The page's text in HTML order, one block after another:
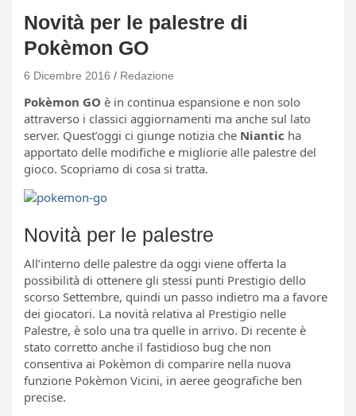
Novità per le palestre di
Pokèmon GO
6 Dicembre 2016 Redazione
Pokèmon GO è in continua espansione e non solo
attraverso i classici aggiornamenti ma anche sul lato
server. Quest’oggi ci giunge notizia che Niantic ha
apportato delle modifiche e migliorie alle palestre del
gioco. Scopriamo di cosa si tratta.
Novità per le palestre
All’interno delle palestre da oggi viene offerta la
possibilità di ottenere gli stessi punti Prestigio dello
scorso Settembre, quindi un passo indietro ma a favore
dei giocatori. La novità relativa al Prestigio nelle
Palestre, è solo una tra quelle in arrivo. Di recente è
stato corretto anche il fastidioso bug che non
consentiva ai Pokèmon di comparire nella nuova
funzione Pokèmon Vicini, in aeree geografiche ben
precise.